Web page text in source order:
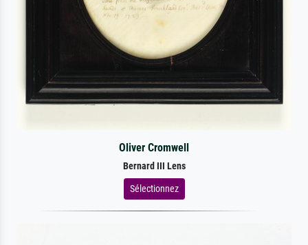
Oliver Cromwell
Bernard III Lens
Sélectionnez